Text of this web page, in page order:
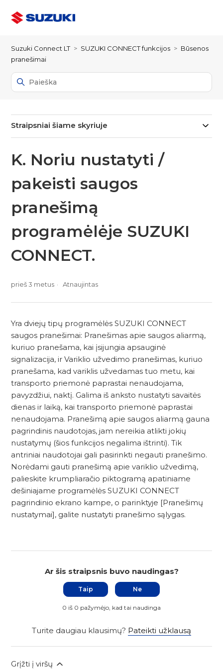
Suzuki Connect LT SUZUKI CONNECT funkcijos
Būsenos
pranešimai
Straipsniai šiame skyriuje
K. Noriu nustatyti /
pakeisti saugos
pranešimą
programėlėje SUZUKI
CONNECT.
prieš 3 metus Atnaujintas
Yra dviejų tipų programėlės SUZUKI CONNECT
saugos pranešimai: Pranešimas apie saugos aliarmą,
kuriuo pranešama, kai įsijungia apsauginė
signalizacija, ir Variklio užvedimo pranešimas, kuriuo
pranešama, kad variklis užvedamas tuo metu, kai
transporto priemonė paprastai nenaudojama,
pavyzdžiui, naktį. Galima iš anksto nustatyti savaitės
dienas ir laiką, kai transporto priemonė paprastai
nenaudojama. Pranešimą apie saugos aliarmą gauna
pagrindinis naudotojas, jam nereikia atlikti jokių
nustatymų (šios funkcijos negalima ištrinti). Tik
antriniai naudotojai gali pasirinkti negauti pranešimo.
Norėdami gauti pranešimą apie variklio užvedimą,
palieskite krumpliaračio piktogramą apatiniame
dešiniajame programėlės SUZUKI CONNECT
pagrindinio ekrano kampe, o parinktyje [Pranešimų
nustatymai], galite nustatyti pranešimo sąlygas.
Ar šis straipsnis buvo naudingas?
Taip Ne
0 iš 0 pažymėjo, kad tai naudinga
Turite daugiau klausimų? Pateikti užklausą
Grįžti į viršų